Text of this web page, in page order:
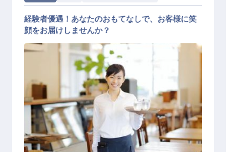
料飲スタッフ
経験者優遇！あなたのおもてなしで、お客様に笑
顔をお届けしませんか？